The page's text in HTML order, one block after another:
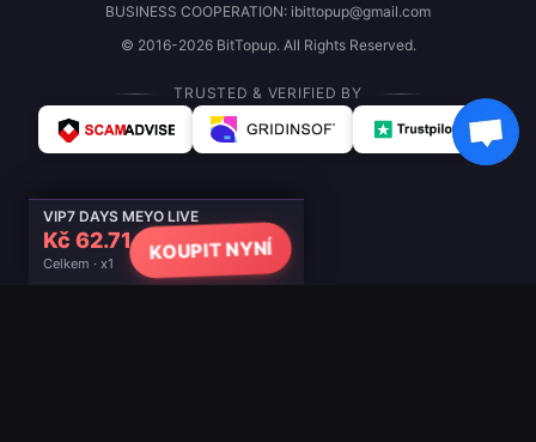
VIP7 DAYS MEYO LIVE
Kč 62.71
Celkem · x1
KOUPIT NYNÍ
BUSINESS COOPERATION: ibittopup@gmail.com
© 2016-2026 BitTopup. All Rights Reserved.
TRUSTED & VERIFIED BY